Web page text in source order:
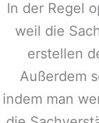
In der Regel
weil die
erstellen
Außerdem
indem man